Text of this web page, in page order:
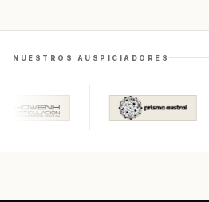
NUESTROS AUSPICIADORES